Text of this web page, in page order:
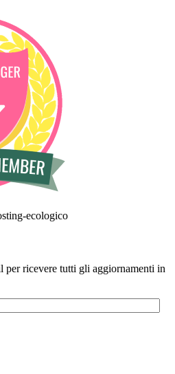
ricevere tutti gli aggiornamenti in